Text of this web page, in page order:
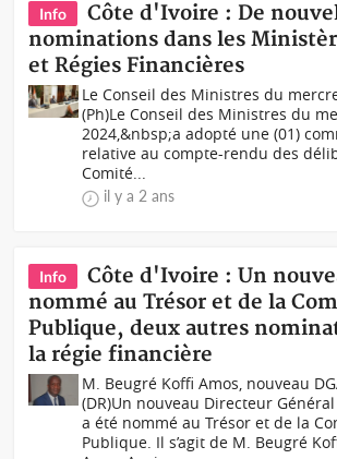
Info
Côte d'Ivoire : De
nominations dans les
et Régies Financières
Le Conseil des Ministres du
(Ph)Le Conseil des Ministres du
2024,&nbsp;a adopté une (01)
relative au compte-rendu des
Comité...
il y a 2 ans
Info
Côte d'Ivoire : Un
nommé au Trésor et de la
Publique, deux autres
la régie financière
M. Beugré Koffi Amos, nouveau
(DR)Un nouveau Directeur
a été nommé au Trésor et de la
Publique. Il s’agit de M. Beugré